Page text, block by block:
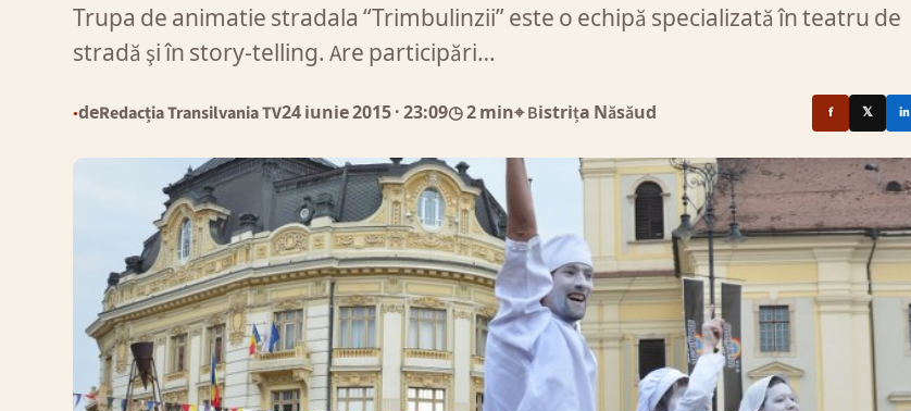
Trupa de animatie stradala “Trimbulinzii” este o echipă specializată în teatru de
stradă şi în story-telling. Are participări…
●deRedacția Transilvania TV24 iunie 2015· 23:09◷ 2 min⌖ Bistrița Năsăud f 𝕏 in